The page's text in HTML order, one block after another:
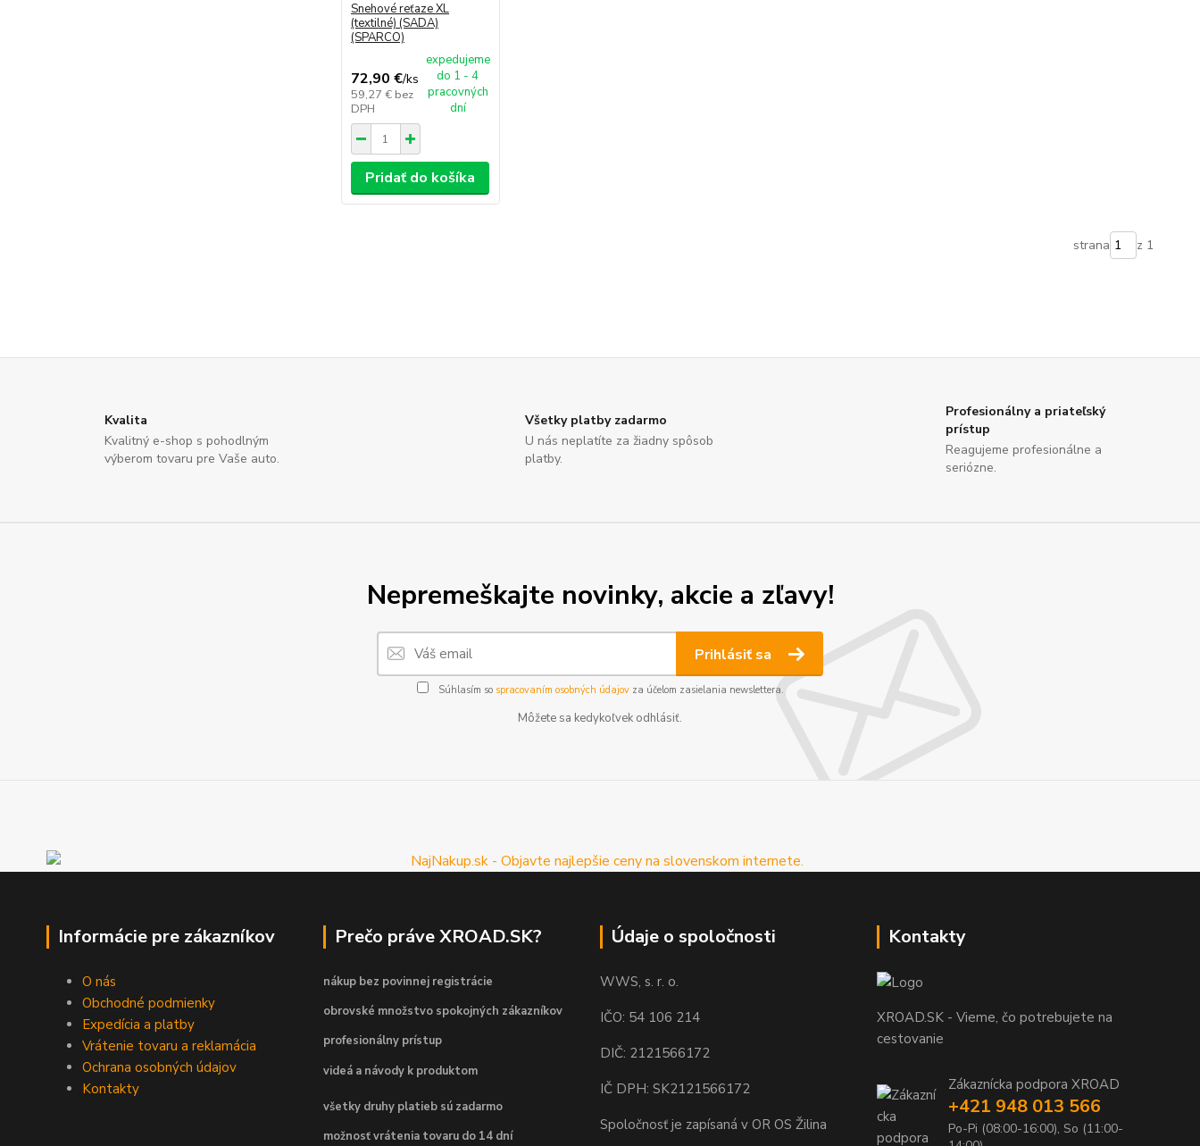
Snehové reťaze XL
(textilné) (SADA)
(SPARCO)
72,90 €/ks
59,27 € bez
DPH
expedujeme
do 1 - 4
pracovných
dní
Pridať do košíka
strana z 1
Kvalita
Kvalitný e-shop s pohodlným
výberom tovaru pre Vaše auto.
Všetky platby zadarmo
U nás neplatíte za žiadny spôsob
platby.
Profesionálny a priateľský
prístup
Reagujeme profesionálne a
seriózne.
Nepremeškajte novinky, akcie a zľavy!
Prihlásiť sa
Súhlasím so spracovaním osobných údajovza účelom zasielania newslettera.
Môžete sa kedykoľvek odhlásiť.
Informácie pre zákazníkov
O nás
Obchodné podmienky
Expedícia a platby
Vrátenie tovaru a reklamácia
Ochrana osobných údajov
Kontakty
Prečo práve XROAD.SK?
nákup bez povinnej registrácie
obrovské množstvo spokojných zákazníkov
profesionálny prístup
videá a návody k produktom
všetky druhy platieb sú zadarmo
možnosť vrátenia tovaru do 14 dní
Údaje o spoločnosti
WWS, s. r. o.
IČO: 54 106 214
DIČ: 2121566172
IČ DPH: SK2121566172
Spoločnosť je zapísaná v OR OS Žilina
Kontakty
XROAD.SK - Vieme, čo potrebujete na
cestovanie
Zákaznícka podpora XROAD
+421 948 013 566
Po-Pi (08:00-16:00), So (11:00-